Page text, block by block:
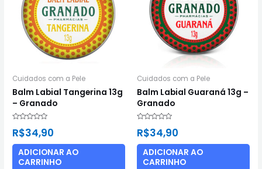
Cuidados com a Pele
Balm Labial Tangerina 13g
– Granado
0
5
R$34,90
ADICIONAR AO
CARRINHO
Cuidados com a Pele
Balm Labial Guaraná 13g –
Granado
0
5
R$34,90
ADICIONAR AO
CARRINHO